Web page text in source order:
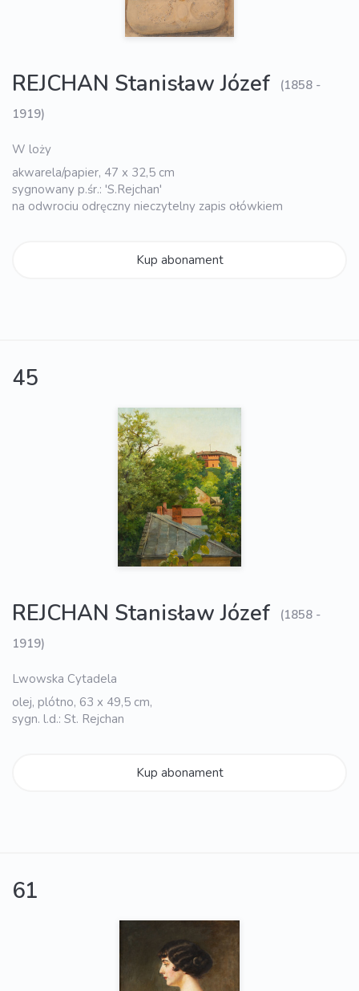
REJCHAN Stanisław Józef
(1858 -
1919)
W loży
akwarela/papier, 47 x 32,5 cm
sygnowany p.śr.: 'S.Rejchan'
na odwrociu odręczny nieczytelny zapis ołówkiem
Kup abonament
45
REJCHAN Stanisław Józef
(1858 -
1919)
Lwowska Cytadela
olej, plótno, 63 x 49,5 cm,
sygn. l.d.: St. Rejchan
Kup abonament
61